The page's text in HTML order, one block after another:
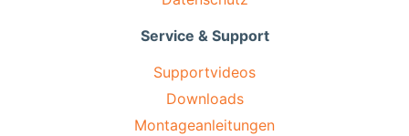
Service & Support
Supportvideos
Downloads
Montageanleitungen